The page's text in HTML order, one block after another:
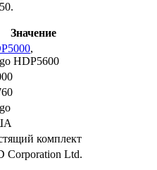
Значение
,
HDP5600
комплект
Corporation Ltd.